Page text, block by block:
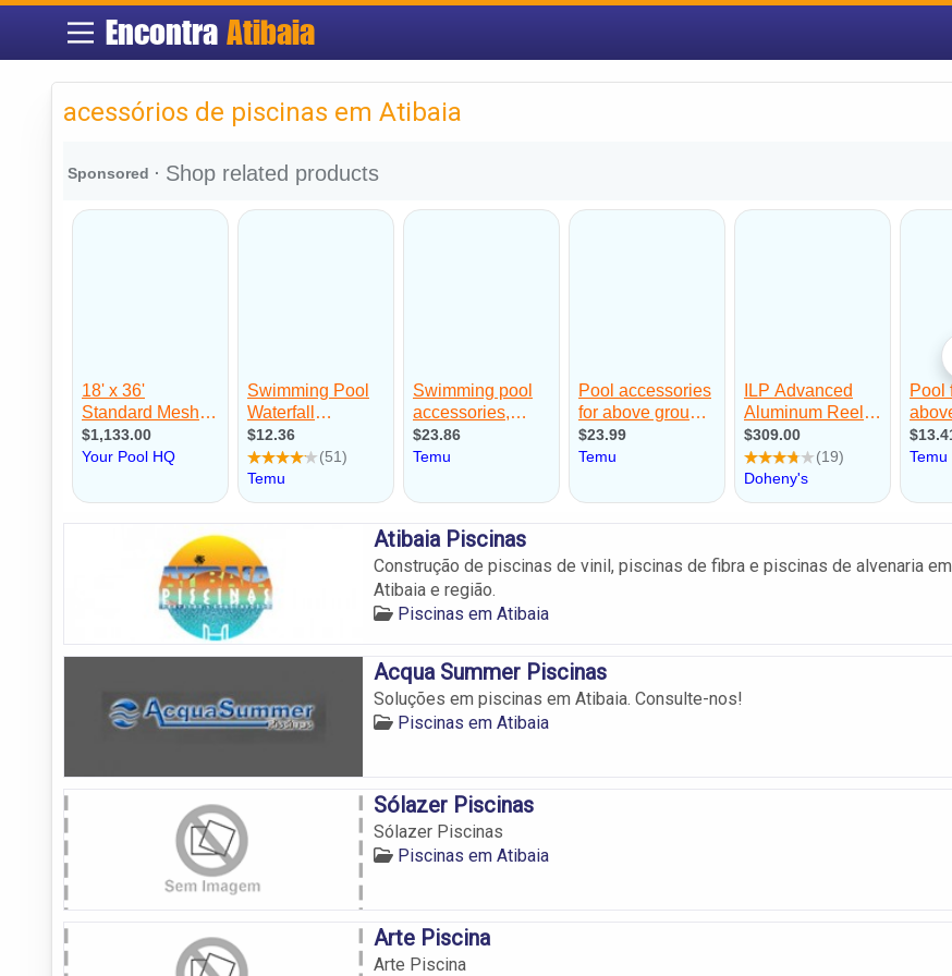
EncontraAtibaia
acessórios de piscinas em Atibaia
Atibaia Piscinas
Construção de piscinas de vinil, piscinas de fibra e piscinas de alvenaria em
Atibaia e região.
Piscinas em Atibaia
Acqua Summer Piscinas
Soluções em piscinas em Atibaia. Consulte-nos!
Piscinas em Atibaia
Sólazer Piscinas
Sólazer Piscinas
Piscinas em Atibaia
Arte Piscina
Arte Piscina